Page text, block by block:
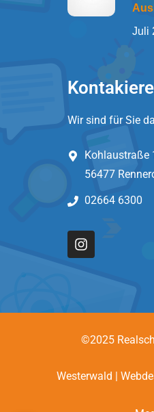
Juli
Wir sind für Sie
Kohlaustraße
56477
02664 6300
©2025
Westerwald |